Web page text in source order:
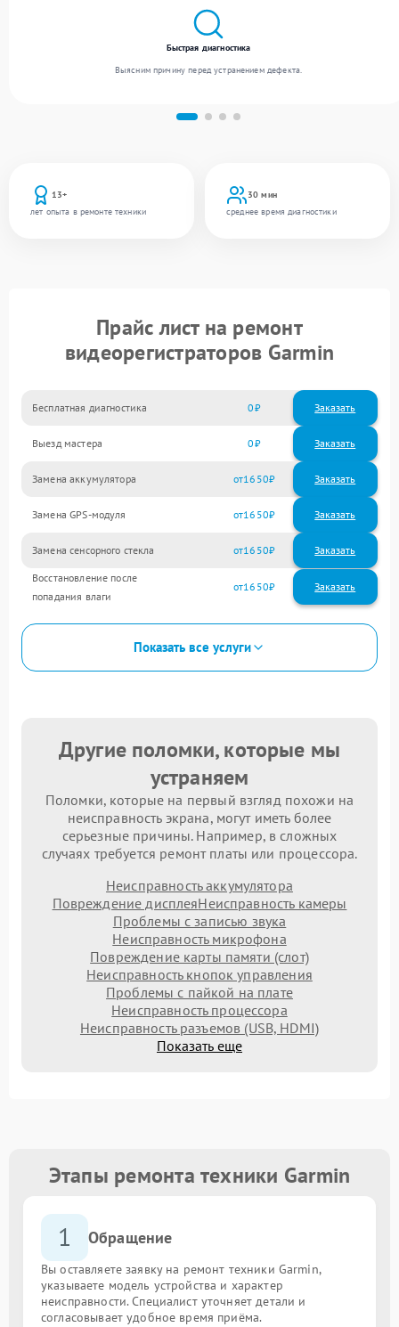
13+
лет опыта в ремонте техники
30 мин
среднее время диагностики
Быстрая диагностика
Выясним причину перед устранением дефекта.
Прайс лист на ремонт
видеорегистраторов Garmin
Бесплатная диагностика 0 Заказать
Выезд мастера 0 Заказать
Замена аккумулятора 1650
Замена GPS-модуля 1650
Замена сенсорного стекла 1650
Восстановление после
попадания влаги
1650
Показать все услуги
Другие поломки, которые мы
устраняем
Поломки, которые на первый взгляд похожи на
неисправность экрана, могут иметь более
серьезные причины. Например, в сложных
случаях требуется ремонт платы или процессора.
Неисправность аккумулятора
Повреждение дисплеяНеисправность камеры
Проблемы с записью звука
Неисправность микрофона
Повреждение карты памяти (слот)
Неисправность кнопок управления
Проблемы с пайкой на плате
Неисправность процессора
Неисправность разъемов (USB, HDMI)
Показать еще
Этапы ремонта техники Garmin
1 Обращение
Вы оставляете заявку на ремонт техники Garmin,
указываете модель устройства и характер
неисправности. Специалист уточняет детали и
согласовывает удобное время приёма.